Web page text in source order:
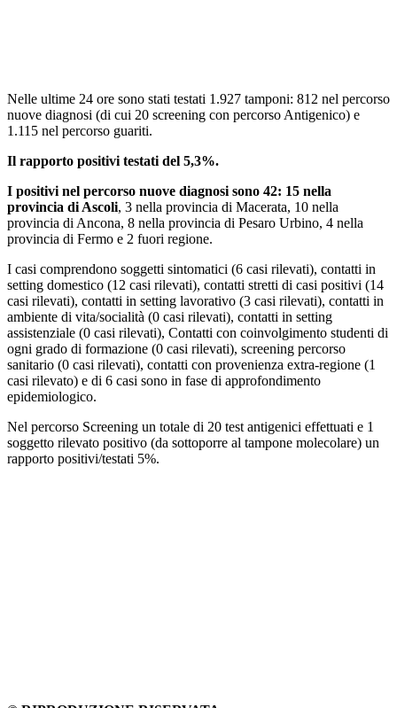
Nelle ultime 24 ore sono stati testati 1.927 tamponi: 812 nel percorso
nuove diagnosi (di cui 20 screening con percorso Antigenico) e
1.115 nel percorso guariti.
Il rapporto positivi testati del 5,3%.
I positivi nel percorso nuove diagnosi sono 42: 15 nella
provincia di Ascoli, 3 nella provincia di Macerata, 10 nella
provincia di Ancona, 8 nella provincia di Pesaro Urbino, 4 nella
provincia di Fermo e 2 fuori regione.
I casi comprendono soggetti sintomatici (6 casi rilevati), contatti in
setting domestico (12 casi rilevati), contatti stretti di casi positivi (14
casi rilevati), contatti in setting lavorativo (3 casi rilevati), contatti in
ambiente di vita/socialità (0 casi rilevati), contatti in setting
assistenziale (0 casi rilevati), Contatti con coinvolgimento studenti di
ogni grado di formazione (0 casi rilevati), screening percorso
sanitario (0 casi rilevati), contatti con provenienza extra-regione (1
casi rilevato) e di 6 casi sono in fase di approfondimento
epidemiologico.
Nel percorso Screening un totale di 20 test antigenici effettuati e 1
soggetto rilevato positivo (da sottoporre al tampone molecolare) un
rapporto positivi/testati 5%.